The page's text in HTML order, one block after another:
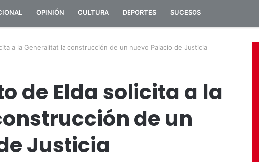
OPINIÓN CULTURA DEPORTES SUCESOS
a la Generalitat la construcción de un nuevo Palacio de Justicia
de Elda solicita a la
de un
Justicia